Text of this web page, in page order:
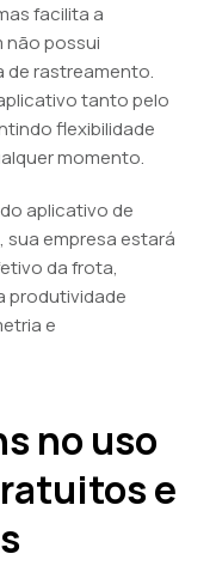
facilita a
não possui
de rastreamento.
tanto pelo
flexibilidade
momento.
aplicativo de
empresa estará
da frota,
produtividade
e
no uso
e